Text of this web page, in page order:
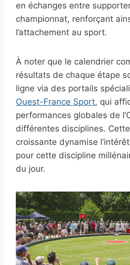
en échanges entre
championnat, renforçant
l’attachement au sport.
À noter que le calendrier
résultats de chaque étape
ligne via des portails
Ouest-France Sport, qui
performances globales de
différentes disciplines.
croissante dynamise
pour cette discipline
du jour.